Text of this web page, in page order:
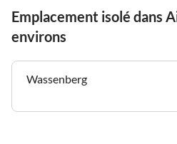
Emplacement isolé dans
environs
Wassenberg